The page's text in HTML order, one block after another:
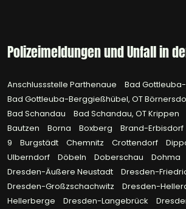
Polizeimeldungen und Unfall in
Anschlussstelle Parthenaue
Bad
Bad Gottleuba-Berggießhübel, OT
Bad Schandau
Bad Schandau, OT Krippen
Bautzen
Borna Boxberg Brand-Erbisdorf
9
Burgstädt Chemnitz Crottendorf
Ulberndorf
Döbeln Doberschau Dohma
Dresden-Äußere Neustadt
Dresden-
Dresden-Großzschachwitz
Dresden-
Hellerberge
Dresden-Langebrück